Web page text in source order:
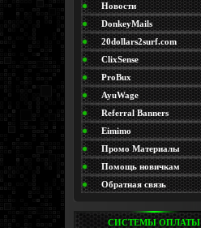
Новости
DonkeyMails
20dollars2surf.com
ClixSense
ProBux
AyuWage
Referral Banners
Eimimo
Промо Материалы
(Promo)Помощь новичкам
Обратная связь
СИСТЕМЫ ОПЛАТЫ